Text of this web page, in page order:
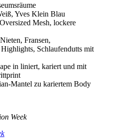
Yves Klein Blau
Mesh, lockere
Fransen,
Highlights, Schlaufendutts mit
in liniert, kariert und mit
Mantel zu kariertem Body
Week